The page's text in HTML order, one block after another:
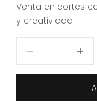
Venta en cortes
y creatividad!